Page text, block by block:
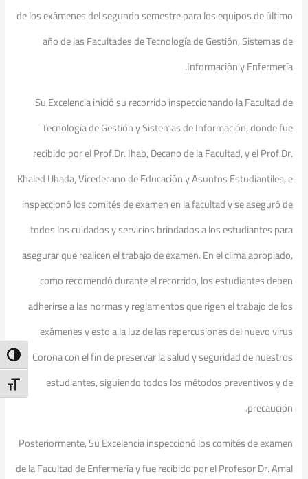
de los exámenes del segundo semestre para los equipos de último
año de las Facultades de Tecnología de Gestión, Sistemas de
Información y Enfermería.
Su Excelencia inició su recorrido inspeccionando la Facultad de
Tecnología de Gestión y Sistemas de Información, donde fue
recibido por el Prof.Dr. Ihab, Decano de la Facultad, y el Prof.Dr.
Khaled Ubada, Vicedecano de Educación y Asuntos Estudiantiles, e
inspeccionó los comités de examen en la facultad y se aseguró de
todos los cuidados y servicios brindados a los estudiantes para
asegurar que realicen el trabajo de examen. En el clima apropiado,
como recomendó durante el recorrido, los estudiantes deben
adherirse a las normas y reglamentos que rigen el trabajo de los
exámenes y esto a la luz de las repercusiones del nuevo virus
Corona con el fin de preservar la salud y seguridad de nuestros
estudiantes, siguiendo todos los métodos preventivos y de
precaución.
Posteriormente, Su Excelencia inspeccionó los comités de examen
de la Facultad de Enfermería y fue recibido por el Profesor Dr. Amal